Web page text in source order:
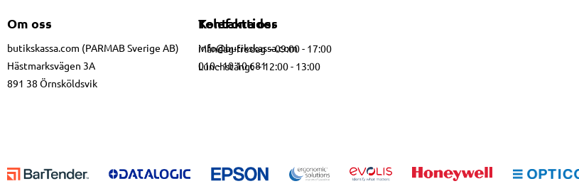
Om oss
butikskassa.com (PARMAB Sverige AB)
Hästmarksvägen 3A
891 38 Örnsköldsvik
Kontakta oss
info@butikskassa.com
010 - 10 10 681
Telefontider
Måndag-fredag – 09:00 - 17:00
Lunchstängt – 12:00 - 13:00